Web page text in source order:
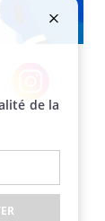
Instagram
de la